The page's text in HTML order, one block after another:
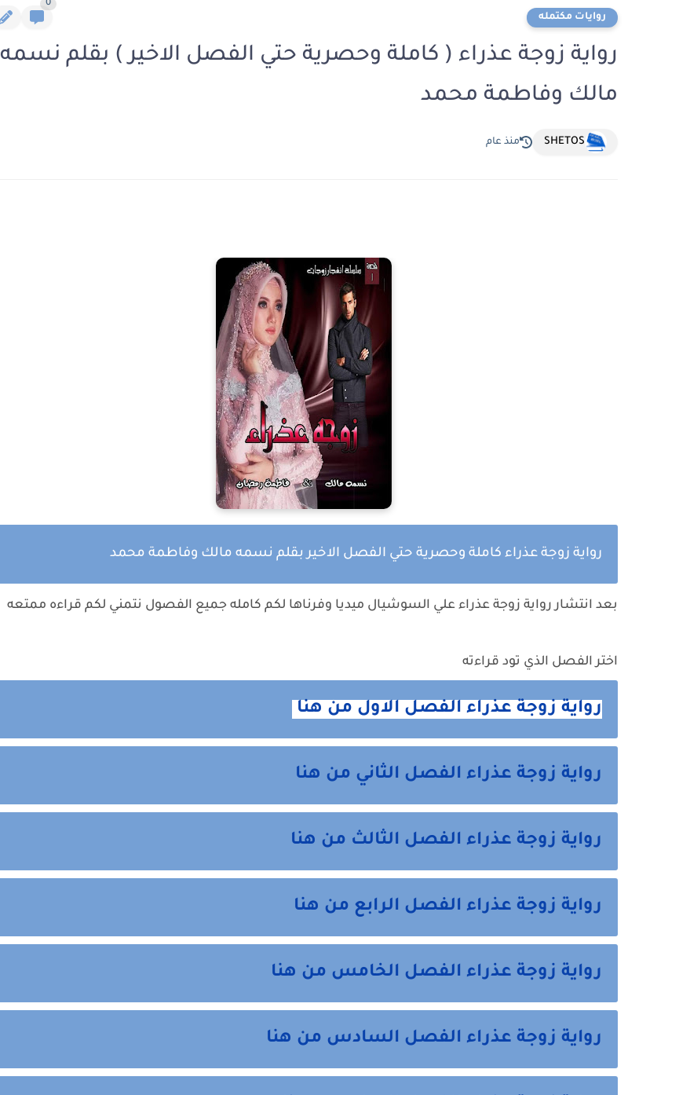
روايات مكتمله
0
رواية زوجة عذراء ( كاملة وحصرية حتي الفصل الاخير ) بقلم نسمه
مالك وفاطمة محمد
SHETOS منذ عام
رواية زوجة عذراء كاملة وحصرية حتي الفصل الاخير بقلم نسمه مالك وفاطمة محمد
بعد انتشار رواية زوجة عذراء علي السوشيال ميديا وفرناها لكم كامله جميع الفصول نتمني لكم قراءه ممتعه
اختر الفصل الذي تود قراءته
رواية زوجة عذراء الفصل الاول من هنا
رواية زوجة عذراء الفصل الثاني من هنا
رواية زوجة عذراء الفصل الثالث من هنا
رواية زوجة عذراء الفصل الرابع من هنا
رواية زوجة عذراء الفصل الخامس من هنا
رواية زوجة عذراء الفصل السادس من هنا